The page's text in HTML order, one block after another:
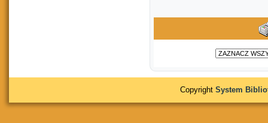
Copyright System